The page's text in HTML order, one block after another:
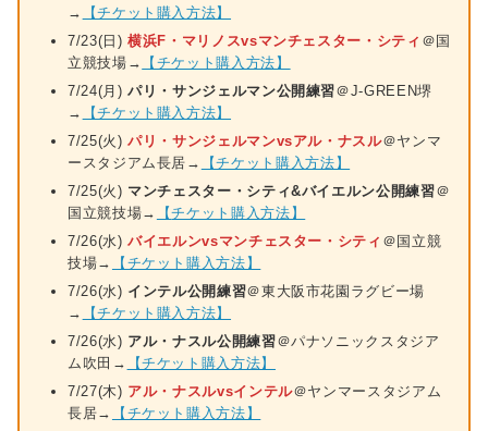
→
【チケット購入方法】
7/23(日)横浜F・マリノスvsマンチェスター・シティ ＠国
立競技場→
【チケット購入方法】
7/24(月)パリ・サンジェルマン公開練習＠J-GREEN堺
→
【チケット購入方法】
7/25(火)パリ・サンジェルマンvsアル・ナスル＠ヤンマ
ースタジアム長居→
【チケット購入方法】
7/25(火) マンチェスター・シティ&バイエルン公開練習＠
国立競技場→
【チケット購入方法】
7/26(水)バイエルンvsマンチェスター・シティ ＠国立競
技場→
【チケット購入方法】
7/26(水) インテル公開練習＠東大阪市花園ラグビー場
→
【チケット購入方法】
7/26(水) アル・ナスル公開練習＠パナソニックスタジア
ム吹田→
【チケット購入方法】
7/27(木) アル・ナスルvsインテル＠ヤンマースタジアム
長居→
【チケット購入方法】